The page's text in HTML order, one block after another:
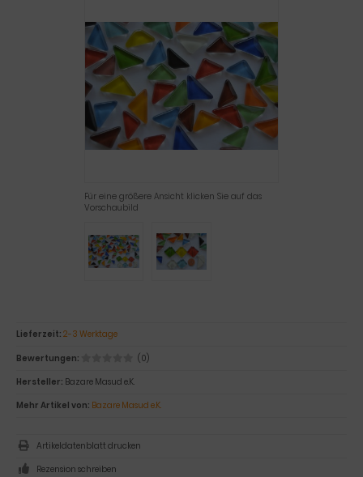
Für eine größere Ansicht klicken Sie auf das
Vorschaubild
Lieferzeit: 2-3 Werktage
Bewertungen:
(0)
Hersteller: Bazare Masud e.K.
Mehr Artikel von: Bazare Masud e.K.
Artikeldatenblatt drucken
Rezension schreiben